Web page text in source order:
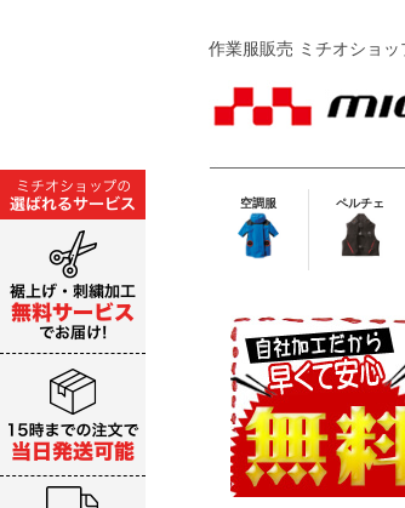
作業服販売 ミチオショッ
空調服 ペルチェ